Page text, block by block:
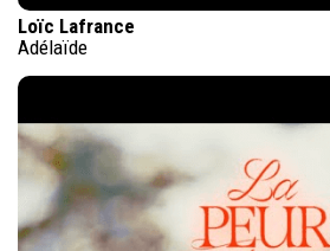
Loïc Lafrance
Adélaïde